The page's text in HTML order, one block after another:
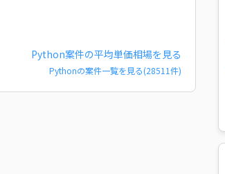
Python案件の平均単価相場を見る
Pythonの案件一覧を見る(28511件)